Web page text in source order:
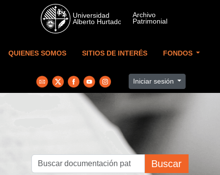
Skip to main content
QUIENES SOMOS SITIOS DE INTERÉS FONDOS
Iniciar sesión
Buscar